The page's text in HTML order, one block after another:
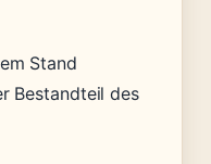
Stand
Bestandteil des